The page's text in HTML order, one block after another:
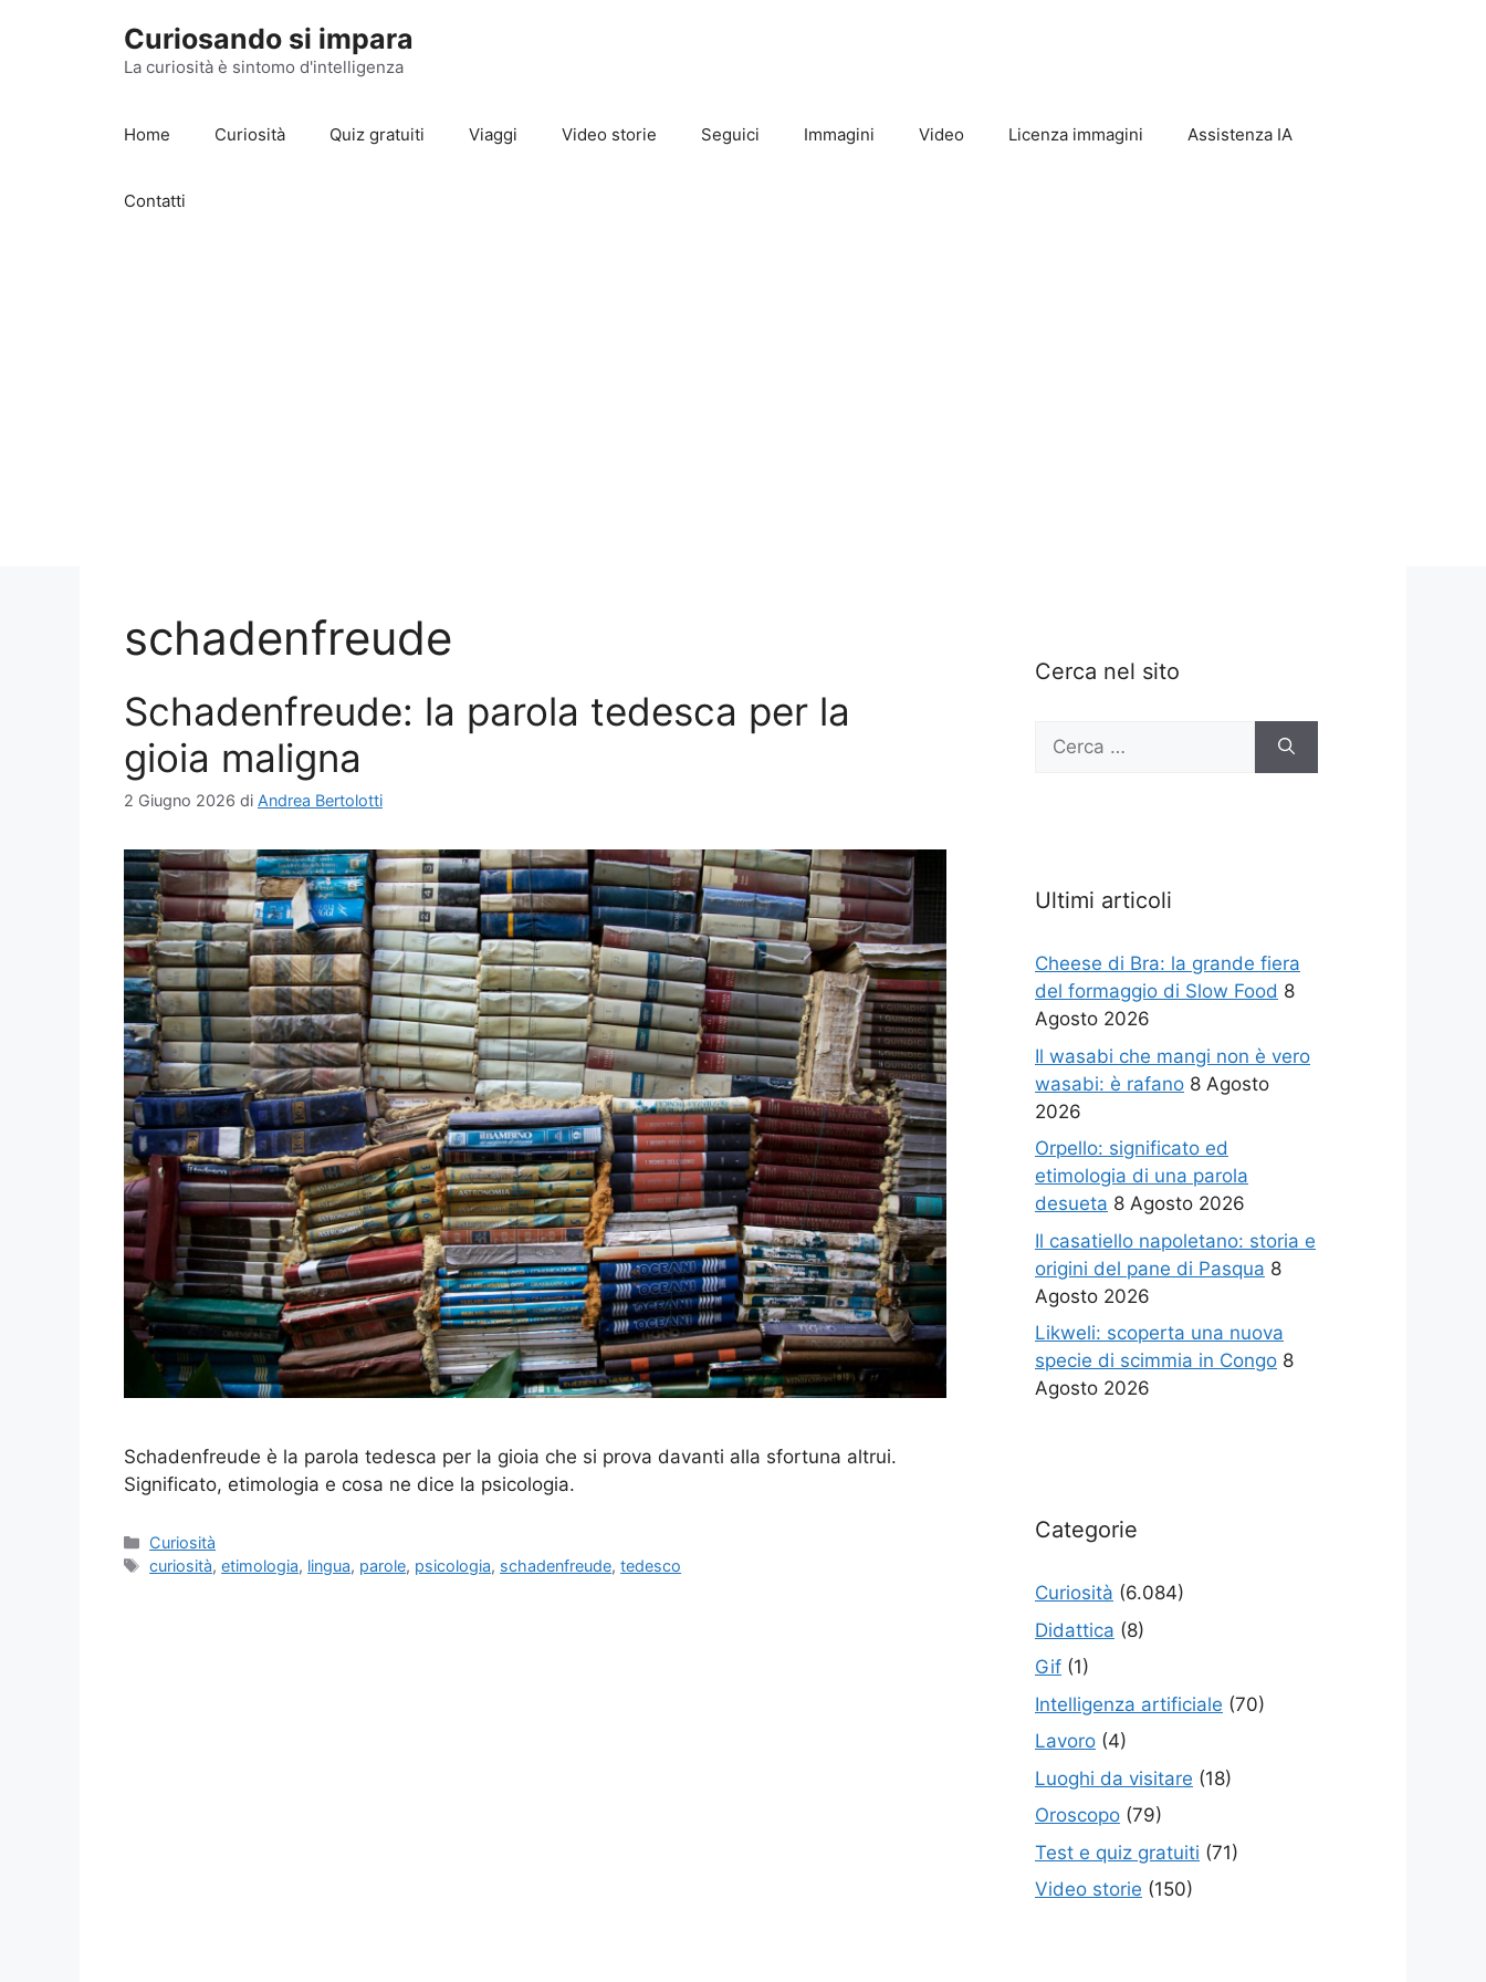
Curiosando si impara
La curiosità è sintomo d'intelligenza
Home Curiosità Quiz gratuiti Viaggi Video storie Seguici Immagini Video Licenza immagini Assistenza IA
Contatti
schadenfreude
Schadenfreude: la parola tedesca per la
gioia maligna
2 Giugno 2026 di Andrea Bertolotti
Schadenfreude è la parola tedesca per la gioia che si prova davanti alla sfortuna altrui.
Significato, etimologia e cosa ne dice la psicologia.
Categorie
Curiosità
Tag
curiosità,etimologia, lingua, parole, psicologia, schadenfreude,tedesco
Cerca nel sito
Ricerca
Ultimi articoli
Cheese di Bra: la grande fiera
del formaggio di Slow Food 8
Agosto 2026
Il wasabi che mangi non è vero
wasabi: è rafano 8 Agosto
2026
Orpello: significato ed
etimologia di una parola
desueta 8 Agosto 2026
Il casatiello napoletano: storia e
origini del pane di Pasqua 8
Agosto 2026
Likweli: scoperta una nuova
specie di scimmia in Congo 8
Agosto 2026
Categorie
Curiosità (6.084)
Didattica (8)
Gif (1)
Intelligenza artificiale (70)
Lavoro (4)
Luoghi da visitare (18)
Oroscopo (79)
Test e quiz gratuiti (71)
Video storie (150)